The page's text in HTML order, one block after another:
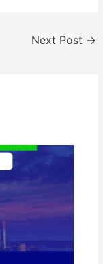
Next Post →